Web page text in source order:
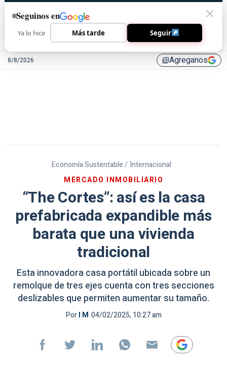
8/8/2026 library_addAgreganos
Economía Sustentable / Internacional
MERCADO INMOBILIARIO
“The Cortes”: así es la casa
prefabricada expandible más
barata que una vivienda
tradicional
Esta innovadora casa portátil ubicada sobre un
remolque de tres ejes cuenta con tres secciones
deslizables que permiten aumentar su tamaño.
PorI M 04/02/2025, 10:27 am
Seguinos en
Ya lo hice Más tarde Seguir